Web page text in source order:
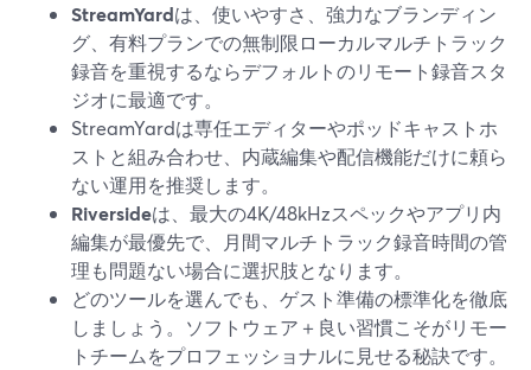
StreamYardは、使いやすさ、強力なブランディン
グ、有料プランでの無制限ローカルマルチトラック
録音を重視するならデフォルトのリモート録音スタ
ジオに最適です。
StreamYardは専任エディターやポッドキャストホ
ストと組み合わせ、内蔵編集や配信機能だけに頼ら
ない運用を推奨します。
Riversideは、最大の4K/48kHzスペックやアプリ内
編集が最優先で、月間マルチトラック録音時間の管
理も問題ない場合に選択肢となります。
どのツールを選んでも、ゲスト準備の標準化を徹底
しましょう。ソフトウェア＋良い習慣こそがリモー
トチームをプロフェッショナルに見せる秘訣です。